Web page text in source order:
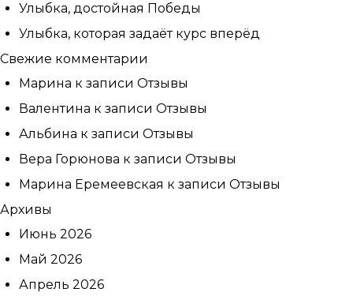
на приём
Улыбка, достойная Победы
Улыбка, которая задаёт курс вперёд
Свежие комментарии
Марина к записи Отзывы
Валентина к записи Отзывы
Альбина к записи Отзывы
Вера Горюнова к записи Отзывы
Марина Еремеевская к записи Отзывы
Архивы
Июнь 2026
Май 2026
Апрель 2026